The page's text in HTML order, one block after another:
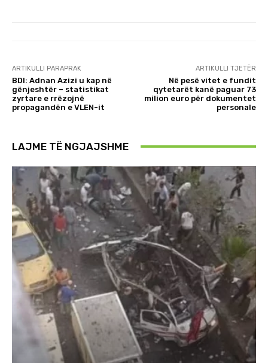
ARTIKULLI PARAPRAK
BDI: Adnan Azizi u kap në
gënjeshtër – statistikat
zyrtare e rrëzojnë
propagandën e VLEN-it
ARTIKULLI TJETËR
Në pesë vitet e fundit
qytetarët kanë paguar 73
milion euro për dokumentet
personale
LAJME TË NGJAJSHME